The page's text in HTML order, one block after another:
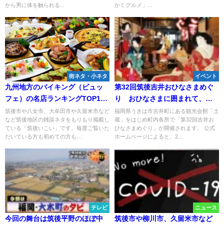
から男に体を触られる...
かくグルメ」...
街ネタ・小ネタ
九州地方のバイキング（ビュッ
フェ）の名店ランキングTOP10
に筑後地区の店が入ってる！
筑後市や八女市、大牟田市や久留米市など
など筑後地区の雑談ネタをもりもり掲載し
ている「筑後いこい」です。毎度ご覧いた
だいている方も初めての方も...
イベント
第32回筑後吉井おひなさまめぐ
り おひなさまに囲まれて、の
んびりとそぞろ歩きしません
か！
福岡県うきは市吉井町にある観光会館「土
蔵」をはじめ町内各所で「第32回吉井お
ひなさまめぐり」が開催されます。 公式
ホームページによると、2...
テレビ
今回の舞台は筑後平野のほぼ中
ニュース
筑後市や柳川市、久留米市など